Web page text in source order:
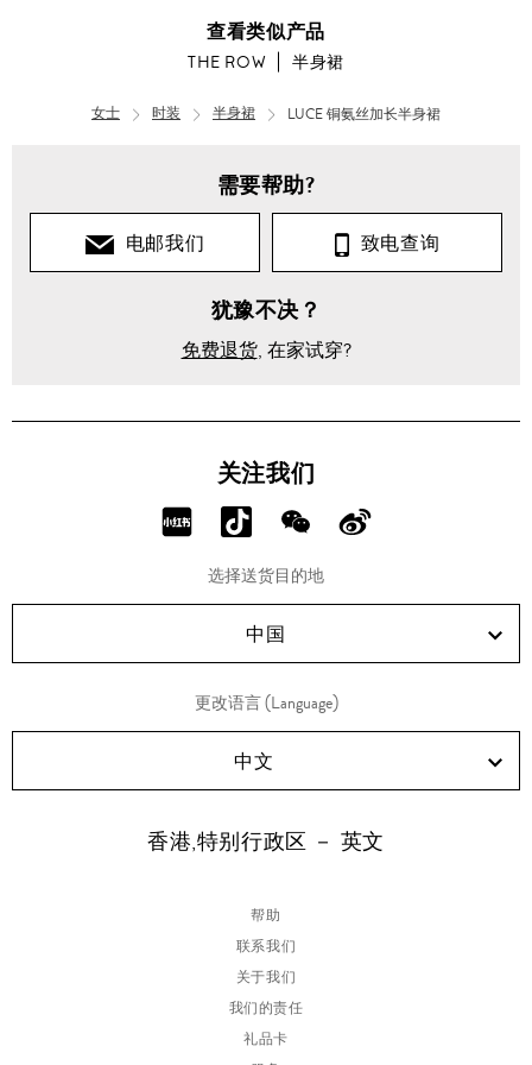
查看类似产品
THE ROW 半身裙
女士 时装 半身裙 LUCE 铜氨丝加长半身裙
需要帮助?
电邮我们 致电查询
犹豫不决？
免费退货, 在家试穿?
关注我们
分
RED!
分
享
Douyin!
分
享
WeChat!
分
Weibo!
选择送货目的地
中国
更改语言 (Language)
中文
香港,特别行政区 － 英文
帮助
联系我们
关于我们
我们的责任
礼品卡